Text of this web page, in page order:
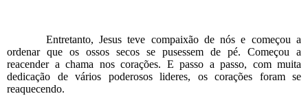
Entretanto, Jesus teve compaixão de nós e começou a
ordenar que os ossos secos se pusessem de pé. Começou a
reacender a chama nos corações. E passo a passo, com muita
dedicação de vários poderosos lideres, os corações foram se
reaquecendo.